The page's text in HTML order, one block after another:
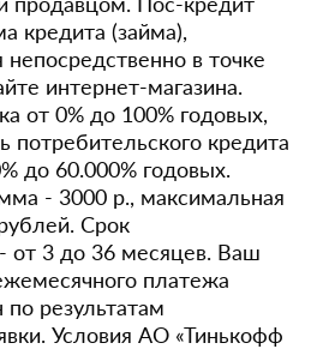
кредита (займа),
непосредственно в точке
интернет-магазина.
от 0% до 100% годовых,
потребительского кредита
до 60.000% годовых.
- 3000 р., максимальная
Срок
от 3 до 36 месяцев. Ваш
платежа
результатам
Условия АО «Тинькофф